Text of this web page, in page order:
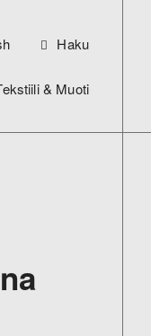
Haku
& Muoti